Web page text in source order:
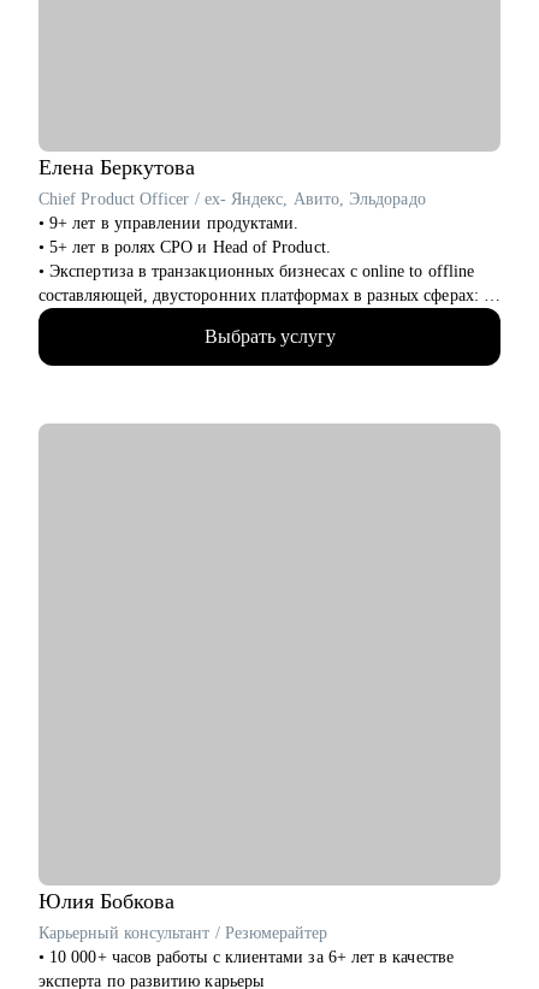
Елена Беркутова
Chief Product Officer / ex- Яндекс, Авито, Эльдорадо
• 9+ лет в управлении продуктами.
• 5+ лет в ролях CPO и Head of Product.
• Экспертиза в транзакционных бизнесах с online to offline
составляющей, двусторонних платформах в разных сферах: e-
com, retail, travel, hr tech, classified.
• Максимальный масштаб команд в управлении 300+ человек.
• Провела 200+ собеседований.
Выбрать услугу
Юлия Бобкова
Карьерный консультант / Резюмерайтер
• 10 000+ часов работы с клиентами за 6+ лет в качестве
эксперта по развитию карьеры